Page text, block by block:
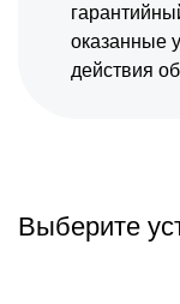
оказанные
действия
Выберите